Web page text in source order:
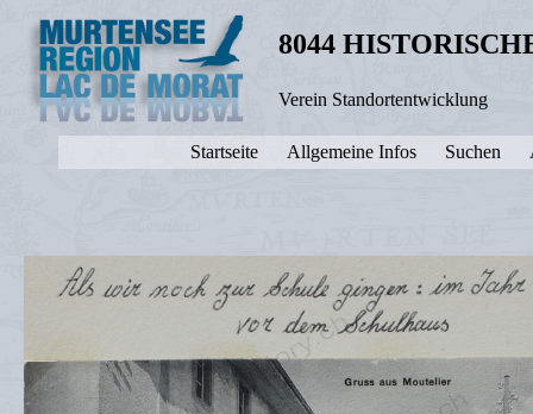
8044
Verein Standortentwicklung
Startseite Allgemeine Infos Suchen